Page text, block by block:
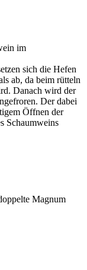
im
sich die Hefen
ab, da beim rütteln
Danach wird der
Der dabei
Öffnen der
Schaumweins
Magnum